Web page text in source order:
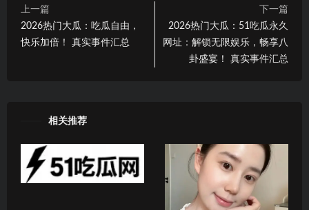
上一篇
2026热门大瓜：吃瓜自由，
快乐加倍！ 真实事件汇总
下一篇
2026热门大瓜：51吃瓜永久
网址：解锁无限娱乐，畅享八
卦盛宴！ 真实事件汇总
相关推荐